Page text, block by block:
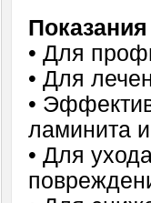
Показания
• Для
• Для
•
ламинита
• Для